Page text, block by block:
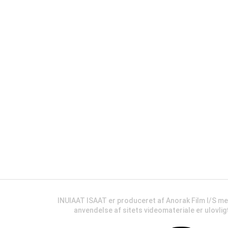
INUIAAT ISAAT er produceret af Anorak Film I/S
anvendelse af sitets videomateriale er